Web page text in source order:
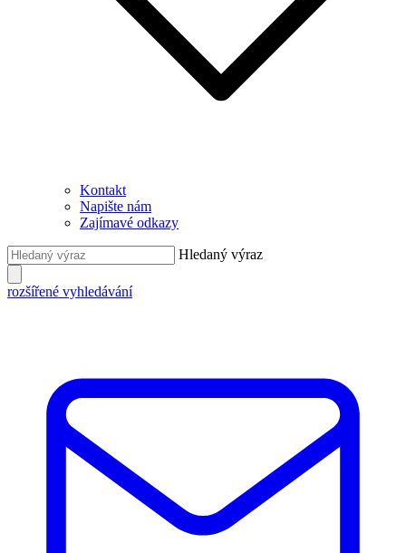
Kontakt
Napište nám
Zajímavé odkazy
Hledaný výraz
rozšířené vyhledávání